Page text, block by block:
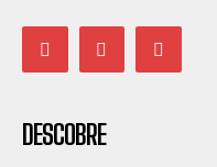
DESCOBRE